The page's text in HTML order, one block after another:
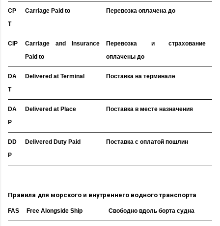
CP
T
Carriage Paid to Перевозка оплачена до
CIP
Carriage and Insurance
Paid to
Перевозка и страхование
оплачены до
DA
T
Delivered at Terminal Поставка на терминале
DA
P
Delivered at Place Поставка в месте назначения
DD
P
Delivered Duty Paid Поставка с оплатой пошлин
Правила для морского и внутреннего водного транспорта
FAS Free Alongside Ship Cвободно вдоль борта судна